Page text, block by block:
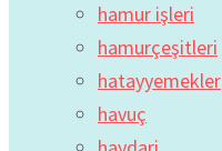
hamur işleri
hamurçeşitleri
hatayyemekler
havuç